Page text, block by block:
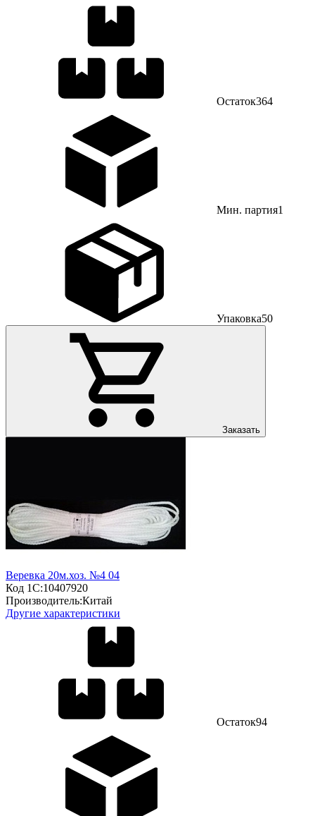
Остаток364
Мин. партия1
Упаковка50
Заказать
Веревка 20м.хоз. №4 04
Код 1С:10407920
Производитель:Китай
Другие характеристики
Остаток94